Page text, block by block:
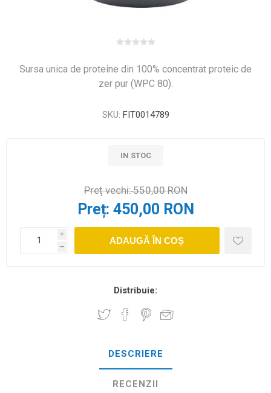
Sursa unica de proteine ​​din 100% concentrat proteic de
zer pur (WPC 80).
SKU: FIT0014789
IN STOC
Preț vechi:550,00 RON
Preț: 450,00 RON
i
h
ADAUGĂ ÎN COȘ
Distribuie:
DESCRIERE
RECENZII